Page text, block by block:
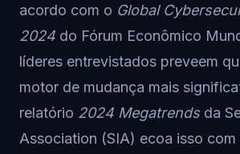
acordo com o Global
2024 do Fórum Econômico
líderes entrevistados preveem
motor de mudança mais
relatório 2024 Megatrends da
Association (SIA) ecoa isso com